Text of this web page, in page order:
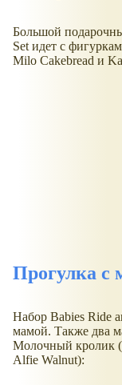
Большой
Set идет с
Milo Cakebread и
Прогулка
Набор Babies Ride
мамой. Также два
Молочный кролик
Alfie Walnut):